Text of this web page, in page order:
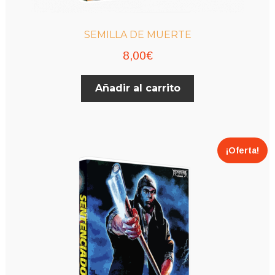
SEMILLA DE MUERTE
8,00€
Añadir al carrito
¡Oferta!